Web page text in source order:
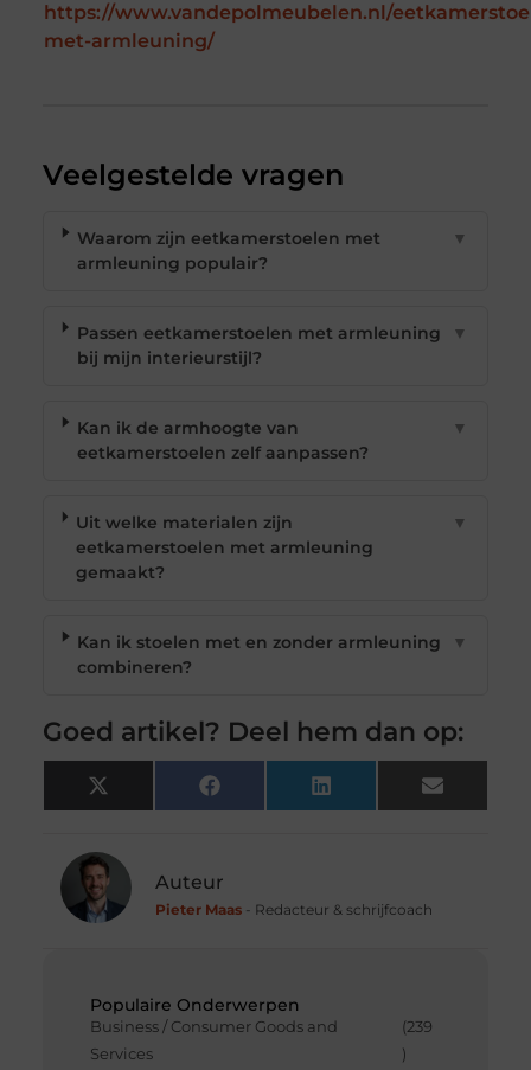
Populaire Onderwerpen
Business / Consumer Goods and
Services
(239
)
https://www.vandepolmeubelen.nl/
met-armleuning/
Veelgestelde vragen
Waarom zijn eetkamerstoelen met
armleuning populair?
▼
Passen eetkamerstoelen met armleuning
bij mijn interieurstijl?
▼
Kan ik de armhoogte van
eetkamerstoelen zelf aanpassen?
▼
Uit welke materialen zijn
eetkamerstoelen met armleuning
gemaakt?
▼
Kan ik stoelen met en zonder armleuning
combineren?
▼
Goed artikel? Deel hem dan op:
X
(Twitter)
Facebook LinkedIn Email
Auteur
Pieter Maas- Redacteur & schrijfcoach